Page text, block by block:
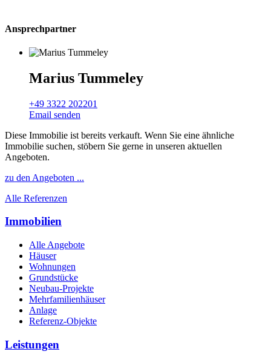
Ansprechpartner
Marius Tummeley
+49 3322 202201
Email senden
Diese Immobilie ist bereits verkauft. Wenn Sie eine ähnliche
Immobilie suchen, stöbern Sie gerne in unseren aktuellen
Angeboten.
zu den Angeboten ...
Alle Referenzen
Immobilien
Alle Angebote
Häuser
Wohnungen
Grundstücke
Neubau-Projekte
Mehrfamilienhäuser
Anlage
Referenz-Objekte
Leistungen